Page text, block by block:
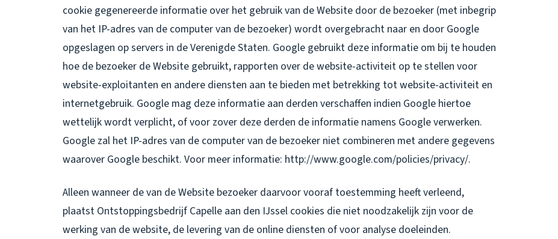
cookie gegenereerde informatie over het gebruik van de Website door de bezoeker (met inbegrip
van het IP-adres van de computer van de bezoeker) wordt overgebracht naar en door Google
opgeslagen op servers in de Verenigde Staten. Google gebruikt deze informatie om bij te houden
hoe de bezoeker de Website gebruikt, rapporten over de website-activiteit op te stellen voor
website-exploitanten en andere diensten aan te bieden met betrekking tot website-activiteit en
internetgebruik. Google mag deze informatie aan derden verschaffen indien Google hiertoe
wettelijk wordt verplicht, of voor zover deze derden de informatie namens Google verwerken.
Google zal het IP-adres van de computer van de bezoeker niet combineren met andere gegevens
waarover Google beschikt. Voor meer informatie: http://www.google.com/policies/privacy/.
Alleen wanneer de van de Website bezoeker daarvoor vooraf toestemming heeft verleend,
plaatst Ontstoppingsbedrijf Capelle aan den IJssel cookies die niet noodzakelijk zijn voor de
werking van de website, de levering van de online diensten of voor analyse doeleinden.